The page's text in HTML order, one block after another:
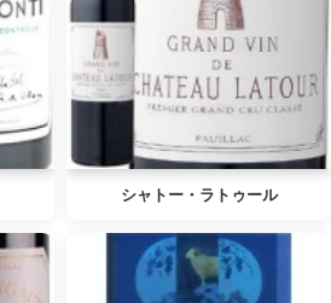
シャトー・ラトゥール